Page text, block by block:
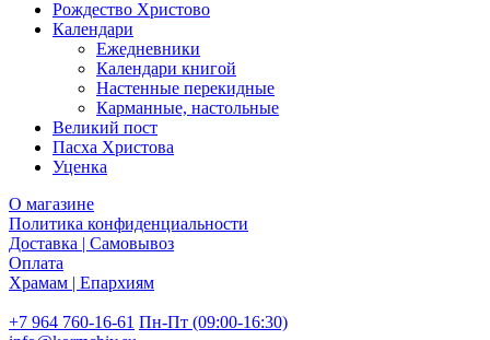
Рождество Христово
Календари
Ежедневники
Календари книгой
Настенные перекидные
Карманные, настольные
Великий пост
Пасха Христова
Уценка
О магазине
Политика конфиденциальности
Доставка | Самовывоз
Оплата
Храмам | Епархиям
+7 964 760-16-61 Пн-Пт (09:00-16:30)